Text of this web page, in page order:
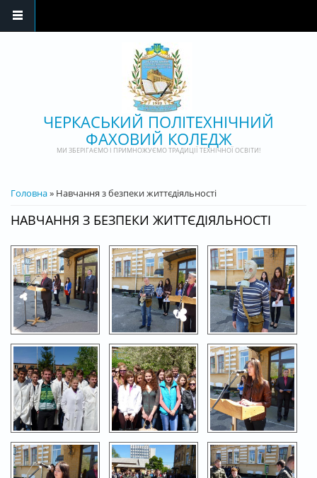
ЧЕРКАСЬКИЙ ПОЛІТЕХНІЧНИЙ
ФАХОВИЙ КОЛЕДЖ
МИ ЗБЕРІГАЄМО І ПРИМНОЖУЄМО ТРАДИЦІЇ ТЕХНІЧНОЇ ОСВІТИ!
ВИ Є ТУТ
Головна» Навчання з безпеки життєдіяльності
НАВЧАННЯ З БЕЗПЕКИ ЖИТТЄДІЯЛЬНОСТІ